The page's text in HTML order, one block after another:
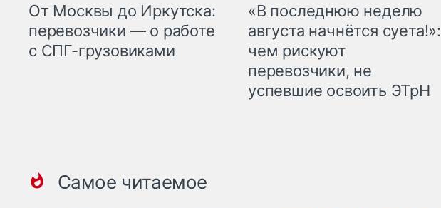
От Москвы до Иркутска:
перевозчики — о работе
с СПГ-грузовиками
«В последнюю неделю
августа начнётся суета!»:
чем рискуют
перевозчики, не
успевшие освоить ЭТрН
Самое читаемое